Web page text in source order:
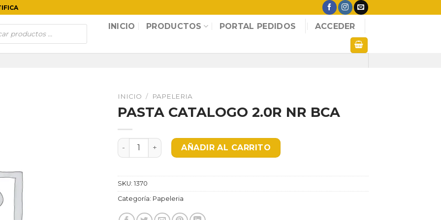
INICIO PRODUCTOS PORTAL PEDIDOS ACCEDER
INICIO / PAPELERIA
PASTA CATALOGO 2.0R NR BCA
PASTA CATALOGO 2.0R NR BCA cantidad
AÑADIR AL CARRITO
SKU: 1370
Categoría: Papeleria